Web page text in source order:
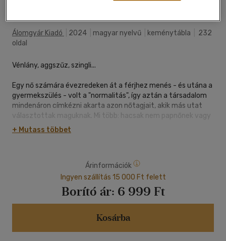
Álomgyár Kiadó
2024 magyar nyelvű keménytábla
232
oldal
Vénlány, aggszűz, szingli...
Egy nő számára évezredeken át a férjhez menés - és utána a
gyermekszülés - volt a "normalitás", így aztán a társadalom
mindenáron címkézni akarta azon nőtagjait, akik más utat
választottak maguknak. Mi több: hacsak nem papnőnek vagy
apácának álltak, eme döntésüket koruk vagy az utókor
természetellenesnek titulálta...
be, akik tudatosan döntöttek úgy, hogy nem mennek férjhez,
vagy "szingli" mivoltuk más szempontból játszik szerepet
életükben. Sokuk esetében ez az önmegvalósítás feltétele
volt, hisz a történelem során a házasság intézménye a nő
számára gyakran a teljes önfeladást jelentette, egyes
jogrendszerekben mint "személy" meg is szűnt létezni.
+ Mutass többet
Árinformációk
Ingyen szállítás 15 000 Ft felett
Borító ár: 6 999 Ft
Kosárba